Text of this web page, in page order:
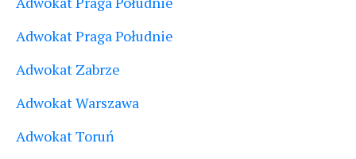
Adwokat Praga Południe
Adwokat Zabrze
Adwokat Warszawa
Adwokat Toruń